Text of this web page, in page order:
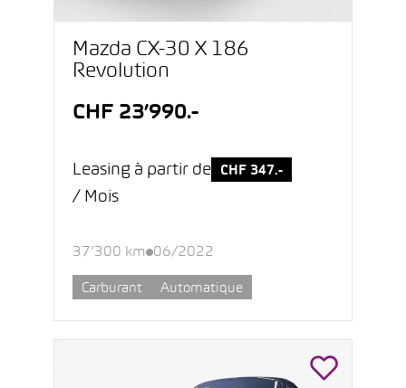
Mazda CX-30 X 186
Revolution
CHF 23’990.-
Leasing à partir de CHF 347.-
/ Mois
37’300 km 06/2022
Carburant Automatique